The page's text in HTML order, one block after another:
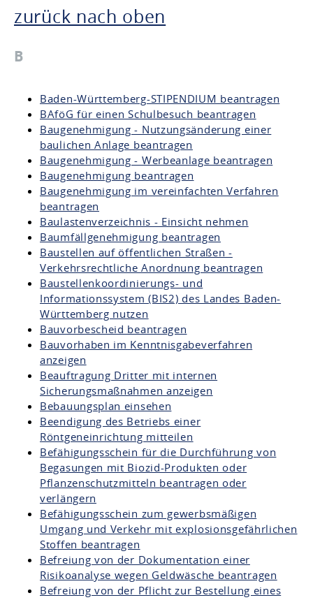
zurück nach oben
B
Baden-Württemberg-STIPENDIUM beantragen
BAföG für einen Schulbesuch beantragen
Baugenehmigung - Nutzungsänderung einer
baulichen Anlage beantragen
Baugenehmigung - Werbeanlage beantragen
Baugenehmigung beantragen
Baugenehmigung im vereinfachten Verfahren
beantragen
Baulastenverzeichnis - Einsicht nehmen
Baumfällgenehmigung beantragen
Baustellen auf öffentlichen Straßen -
Verkehrsrechtliche Anordnung beantragen
Baustellenkoordinierungs- und
Informationssystem (BIS2) des Landes Baden-
Württemberg nutzen
Bauvorbescheid beantragen
Bauvorhaben im Kenntnisgabeverfahren
anzeigen
Beauftragung Dritter mit internen
Sicherungsmaßnahmen anzeigen
Bebauungsplan einsehen
Beendigung des Betriebs einer
Röntgeneinrichtung mitteilen
Befähigungsschein für die Durchführung von
Begasungen mit Biozid-Produkten oder
Pflanzenschutzmitteln beantragen oder
verlängern
Befähigungsschein zum gewerbsmäßigen
Umgang und Verkehr mit explosionsgefährlichen
Stoffen beantragen
Befreiung von der Dokumentation einer
Risikoanalyse wegen Geldwäsche beantragen
Befreiung von der Pflicht zur Bestellung eines